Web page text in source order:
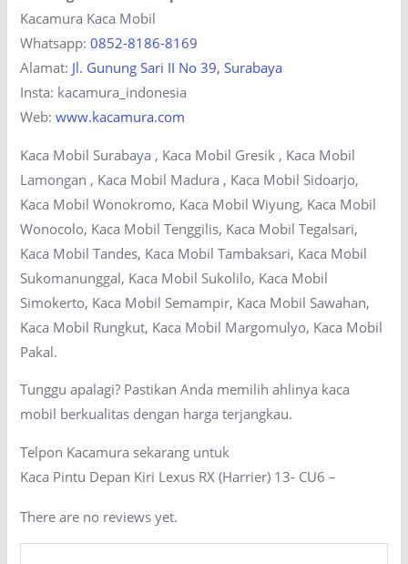
Kacamura Kaca Mobil
Whatsapp:0852-8186-8169
Alamat: Jl. Gunung Sari II No 39, Surabaya
Insta: kacamura_indonesia
Web:www.kacamura.com
Kaca Mobil Surabaya , Kaca Mobil Gresik , Kaca Mobil
Lamongan , Kaca Mobil Madura , Kaca Mobil Sidoarjo,
Kaca Mobil Wonokromo, Kaca Mobil Wiyung, Kaca Mobil
Wonocolo, Kaca Mobil Tenggilis, Kaca Mobil Tegalsari,
Kaca Mobil Tandes, Kaca Mobil Tambaksari, Kaca Mobil
Sukomanunggal, Kaca Mobil Sukolilo, Kaca Mobil
Simokerto, Kaca Mobil Semampir, Kaca Mobil Sawahan,
Kaca Mobil Rungkut, Kaca Mobil Margomulyo, Kaca Mobil
Pakal.
Tunggu apalagi? Pastikan Anda memilih ahlinya kaca
mobil berkualitas dengan harga terjangkau.
Telpon Kacamura sekarang untuk
Kaca Pintu Depan Kiri Lexus RX (Harrier) 13- CU6 –
There are no reviews yet.